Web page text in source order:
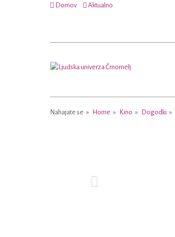
Domov Aktualno
Nahajate se Home Kino Dogodki